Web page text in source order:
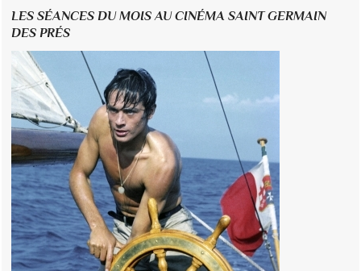
LES SÉANCES DU MOIS AU CINÉMA SAINT GERMAIN
DES PRÉS